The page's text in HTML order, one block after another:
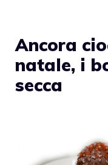
Ancora
natale, i
secca